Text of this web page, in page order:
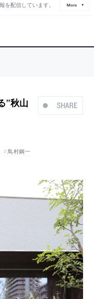
を配信しています。 More
SHARE
”秋山
鳥村鋼一